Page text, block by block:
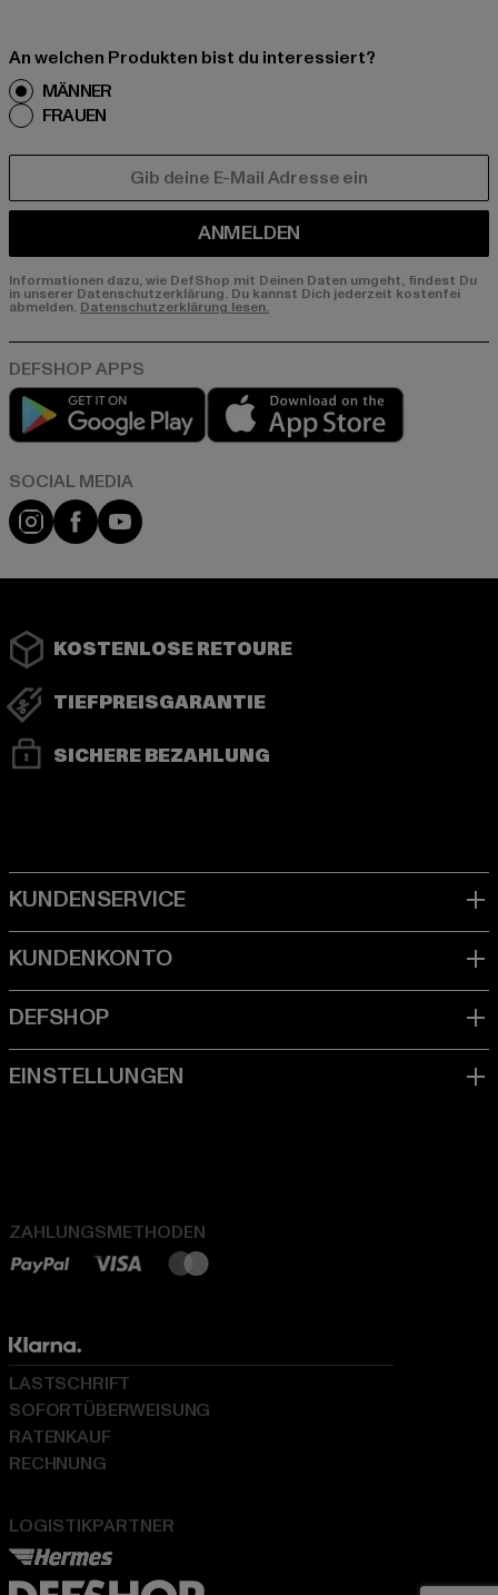
An welchen Produkten bist du interessiert?
MÄNNER
FRAUEN
ANMELDEN
Informationen dazu, wie DefShop mit Deinen Daten umgeht, findest Du
in unserer Datenschutzerklärung. Du kannst Dich jederzeit kostenfei
abmelden. Datenschutzerklärung lesen.
Play market
Instagram
FacebookYouTube
KOSTENLOSE RETOURE
TIEFPREISGARANTIE
SICHERE BEZAHLUNG
ZAHLUNGSMETHODEN
LOGISTIKPARTNER
LASTSCHRIFT
SOFORTÜBERWEISUNG
RATENKAUF
RECHNUNG